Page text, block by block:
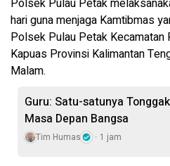
Polsek Pulau Petak
hari guna menjaga Kamtibmas
Polsek Pulau Petak Kecamatan
Kapuas Provinsi Kalimantan
Malam.
Guru: Satu-satunya
Masa Depan Bangsa
Tim Humas 1 jam